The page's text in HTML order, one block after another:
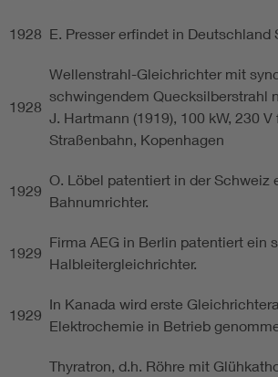
1928 E. Presser erfindet in
1928
Wellenstrahl-Gleichrichter mit
schwingendem Quecksilberstrahl
J. Hartmann (1919), 100 kW, 230 V
Straßenbahn, Kopenhagen
1929
O. Löbel patentiert in der Schweiz
Bahnumrichter.
1929
Firma AEG in Berlin patentiert ein
Halbleitergleichrichter.
1929
In Kanada wird erste
Elektrochemie in Betrieb
Thyratron, d.h. Röhre mit